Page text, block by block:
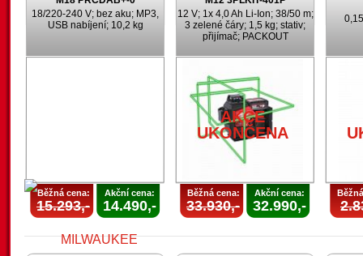
18/220-240 V; bez aku; MP3,
USB nabíjení; 10,2 kg
Běžná cena:
15.293,-
Akční cena:
14.490,-
12 V; 1x 4,0 Ah Li-Ion; 38/50 m;
3 zelené čáry; 1,5 kg; stativ;
přijímač; PACKOUT
AKCE
UKONČENA
Běžná cena:
33.930,-
Akční cena:
32.990,-